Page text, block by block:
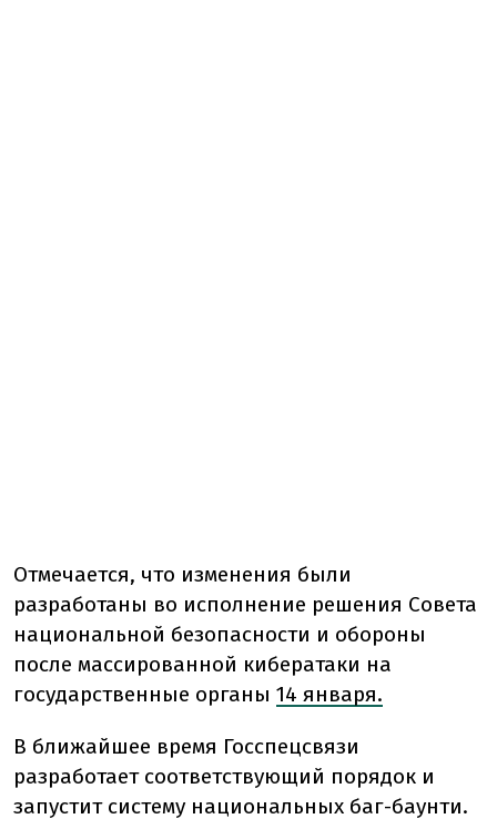
Отмечается, что изменения были
разработаны во исполнение решения Совета
национальной безопасности и обороны
после массированной кибератаки на
государственные органы 14 января.
В ближайшее время Госспецсвязи
разработает соответствующий порядок и
запустит систему национальных баг-баунти.